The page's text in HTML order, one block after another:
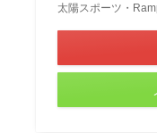
太陽スポーツ・